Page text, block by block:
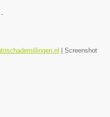
-
| Screenshot